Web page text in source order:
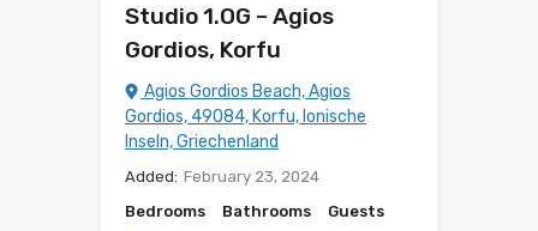
Studio 1.OG – Agios
Gordios, Korfu
Agios Gordios Beach, Agios
Gordios, 49084, Korfu, Ionische
Inseln, Griechenland
Added: February 23, 2024
Bedrooms
Bathrooms Guests